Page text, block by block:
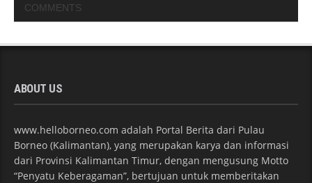
COMMENTS
ABOUT US
www.helloborneo.com adalah Portal Berita dari Pulau
Borneo (Kalimantan), yang merupakan karya dan informasi
dari Provinsi Kalimantan Timur, dengan mengusung Motto
“Penyatu Keberagaman”, bertujuan untuk memberitakan